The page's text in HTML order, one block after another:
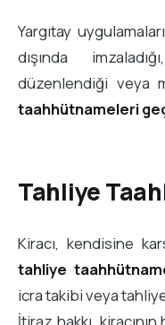
Yargıtay
dışında
düzenlendiği veya
taahhütnameleri
Tahliye
Kiracı, kendisine
tahliye
icra takibi veya
İtiraz hakkı,